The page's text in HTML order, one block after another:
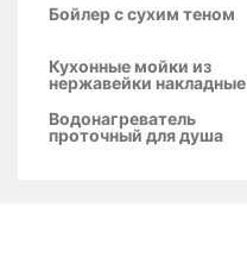
Бойлер с сухим теном
Кухонные мойки из
нержавейки накладные
Водонагреватель
проточный для душа